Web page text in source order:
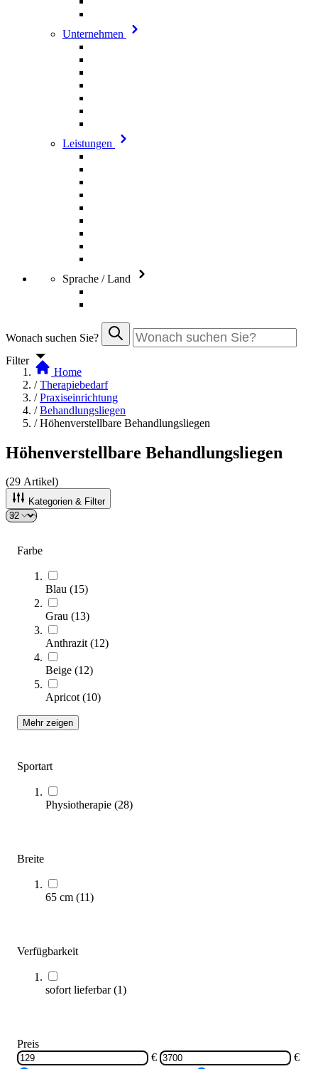
Unternehmen
Leistungen
Sprache / Land
Wonach suchen Sie?
Filter
Farbe
Blau (15)
Grau (13)
Anthrazit (12)
Beige (12)
Apricot (10)
Mehr zeigen
Sportart
Physiotherapie (28)
Breite
65 cm (11)
Verfügbarkeit
sofort lieferbar(1)
Preis
€
€
Home
/ Therapiebedarf
/ Praxiseinrichtung
/ Behandlungsliegen
/ Höhenverstellbare Behandlungsliegen
Höhenverstellbare Behandlungsliegen
(29 Artikel)
Kategorien & Filter
Untersuchungsliege Physio
Therapieliege STAN 3
Zum Produkt
Varianten zur Auswahl
Längere Lieferzeit